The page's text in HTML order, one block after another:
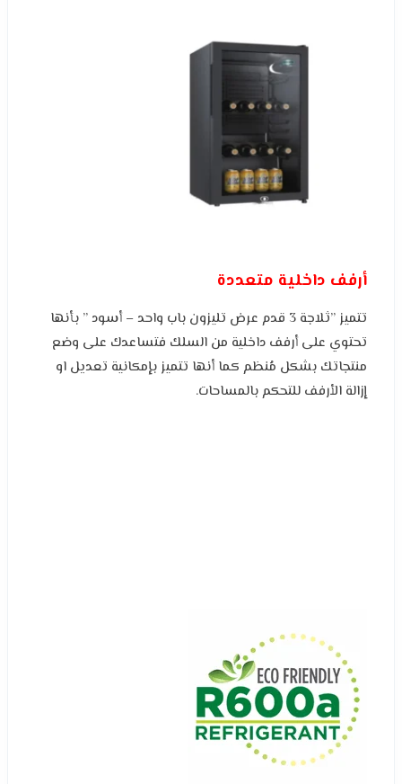
أرفف داخلية متعددة
تتميز ”ثلاجة 3 قدم عرض تليزون باب واحد – أسود ” بأنها
تحتوي على أرفف داخلية من السلك فتساعدك على وضع
منتجاتك بشكل مُنظم كما أنها تتميز بإمكانية تعديل او
إزالة الأرفف للتحكم بالمساحات.